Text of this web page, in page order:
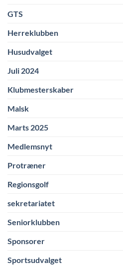
GTS
Herreklubben
Husudvalget
Juli 2024
Klubmesterskaber
Malsk
Marts 2025
Medlemsnyt
Protræner
Regionsgolf
sekretariatet
Seniorklubben
Sponsorer
Sportsudvalget